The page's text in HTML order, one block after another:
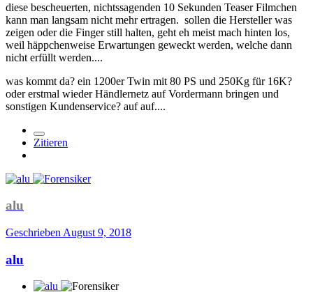
diese bescheuerten, nichtssagenden 10 Sekunden Teaser Filmchen
kann man langsam nicht mehr ertragen. sollen die Hersteller was
zeigen oder die Finger still halten, geht eh meist mach hinten los,
weil häppchenweise Erwartungen geweckt werden, welche dann
nicht erfüllt werden....
was kommt da? ein 1200er Twin mit 80 PS und 250Kg für 16K?
oder erstmal wieder Händlernetz auf Vordermann bringen und
sonstigen Kundenservice? auf auf....
Zitieren
alu
Geschrieben August 9, 2018
alu